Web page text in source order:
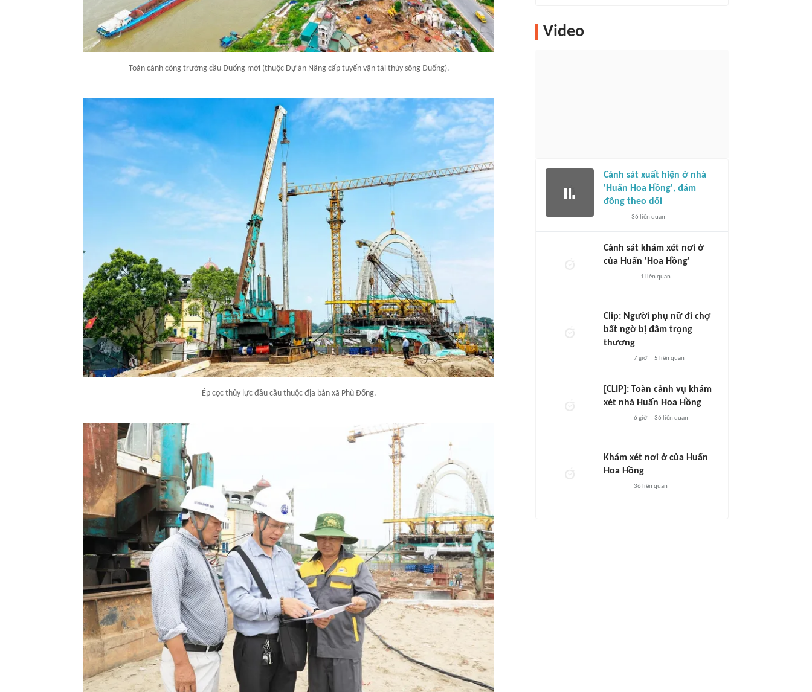
Toàn cảnh công trường cầu Đuống mới (thuộc Dự án Nâng cấp tuyến vận tải thủy sông Đuống).
Ép cọc thủy lực đầu cầu thuộc địa bàn xã Phù Đổng.
Video
Cảnh sát xuất hiện ở nhà
'Huấn Hoa Hồng', đám
đông theo dõi
36 liên quan
Cảnh sát khám xét nơi ở
của Huấn 'Hoa Hồng'
1 liên quan
Clip: Người phụ nữ đi chợ
bất ngờ bị đâm trọng
thương
7 giờ 5 liên quan
[CLIP]: Toàn cảnh vụ khám
xét nhà Huấn Hoa Hồng
6 giờ 36 liên quan
Khám xét nơi ở của Huấn
Hoa Hồng
36 liên quan